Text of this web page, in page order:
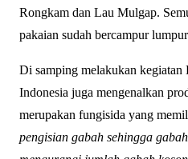
Rongkam dan Lau Mulgap.
pakaian sudah bercampur
Di samping melakukan
Indonesia juga mengenalkan
merupakan fungisida yang
pengisian gabah sehingga